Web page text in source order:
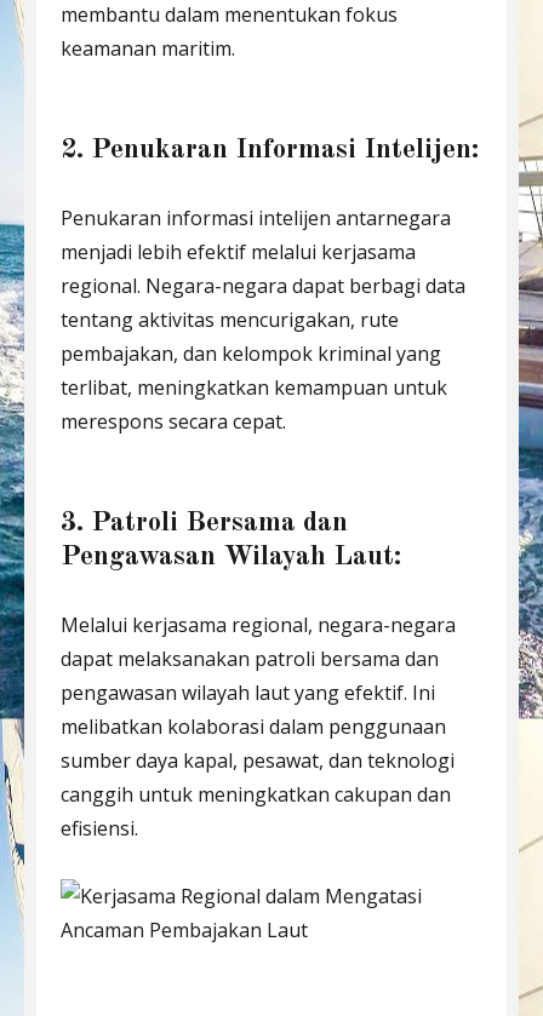
membantu dalam menentukan fokus
keamanan maritim.
2. Penukaran Informasi Intelijen:
Penukaran informasi intelijen antarnegara
menjadi lebih efektif melalui kerjasama
regional. Negara-negara dapat berbagi data
tentang aktivitas mencurigakan, rute
pembajakan, dan kelompok kriminal yang
terlibat, meningkatkan kemampuan untuk
merespons secara cepat.
3. Patroli Bersama dan
Pengawasan Wilayah Laut:
Melalui kerjasama regional, negara-negara
dapat melaksanakan patroli bersama dan
pengawasan wilayah laut yang efektif. Ini
melibatkan kolaborasi dalam penggunaan
sumber daya kapal, pesawat, dan teknologi
canggih untuk meningkatkan cakupan dan
efisiensi.